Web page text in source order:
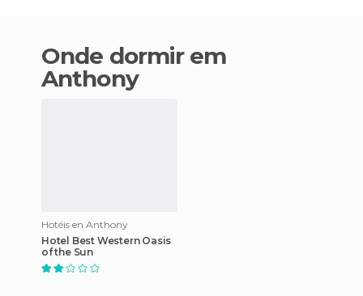
Onde dormir em
Anthony
Hotéis en Anthony
Hotel Best Western Oasis
of the Sun